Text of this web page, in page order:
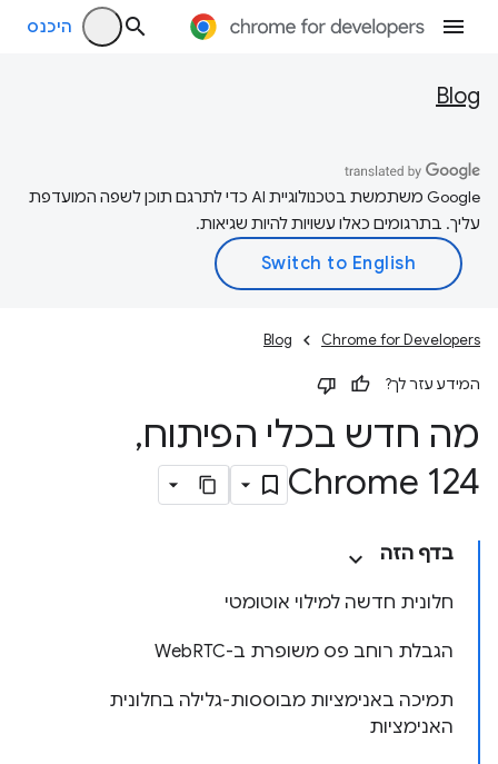
היכנס
Blog
‫Google משתמשת בטכנולוגיית AI כדי לתרגם תוכן לשפה המועדפת
עליך. בתרגומים כאלו עשויות להיות שגיאות.
Chrome for Developers
Blog
המידע עזר לך?
מה חדש בכלי הפיתוח,
Chrome 124
בדף הזה
חלונית חדשה למילוי אוטומטי
הגבלת רוחב פס משופרת ב-WebRTC
תמיכה באנימציות מבוססות-גלילה בחלונית
האנימציות